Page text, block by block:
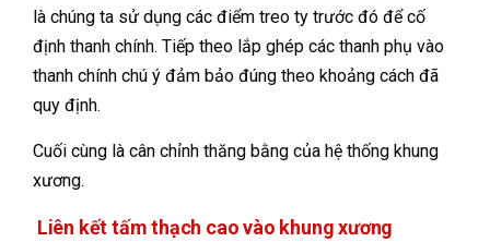
là chúng ta sử dụng các điểm treo ty trước đó để cố
định thanh chính. Tiếp theo lắp ghép các thanh phụ vào
thanh chính chú ý đảm bảo đúng theo khoảng cách đã
quy định.
Cuối cùng là cân chỉnh thăng bằng của hệ thống khung
xương.
Liên kết tấm thạch cao vào khung xương